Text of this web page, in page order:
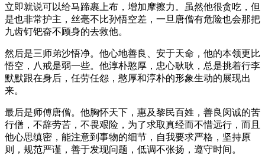
立即就说可以给马蹄裹上布，增加摩擦力。虽然他很贪吃，但
是也非常护主，丝毫不比孙悟空差，一旦唐僧有危险也会那把
九齿钉钯奋不顾身的去救他。
然后是三师弟沙悟净。他心地善良、安于天命，他的本领更比
悟空，八戒是弱一些。他淳朴憨厚，忠心耿耿，总是挑着行李
默默跟在身后，任劳任怨，憨厚和淳朴的形象生动的展现出
来。
最后是师傅唐僧。他胸怀天下，惠及黎民百姓，善良闵诚的苦
行僧，不辞劳苦，不畏艰险，为了求取真经而不惜远行，而且
他心思缜密，能注意到事物的细节，自我要求严格，坚持原
则，规范严谨，善于发现问题，低调不张扬，遵守时间。